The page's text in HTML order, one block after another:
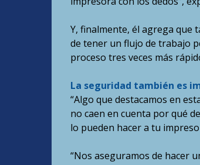
Y, finalmente, él agrega que
de tener un flujo de trabajo
proceso tres veces más
La seguridad también es
“Algo que destacamos en
no caen en cuenta por qué
lo pueden hacer a tu
“Nos aseguramos de hacer